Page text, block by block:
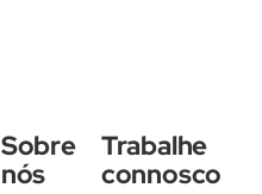
Sobre
nós
Trabalhe
connosco